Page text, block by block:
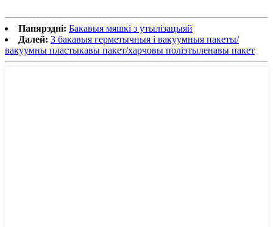
Папярэдні: Бакавыя мяшкі з утылізацыяй
Далей: 3 бакавыя герметычныя і вакуумныя пакеты/
вакуумны пластыкавы пакет/харчовы поліэтыленавы пакет